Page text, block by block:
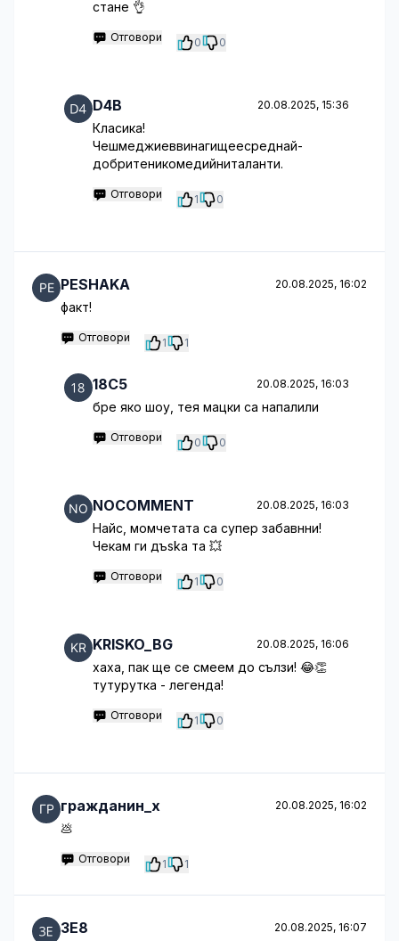
стане 👌
Отговори 0 0
D4B 20.08.2025, 15:36
Класика!
Чешмеджиеввинагищеесреднай-
добритеникомедийниталанти.
Отговори 1 0
PESHAKA 20.08.2025, 16:02
факт!
Отговори 1 1
18C5 20.08.2025, 16:03
бре яко шоу, тея мацки са напалили
Отговори 0 0
NOCOMMENT 20.08.2025, 16:03
Найс, момчетата са супер забавнни!
Чекам ги дъska та 💥
Отговори 1 0
KRISKO_BG 20.08.2025, 16:06
хаха, пак ще се смеем до сълзи! 😂👏
тутурутка - легенда!
Отговори 1 0
гражданин_х 20.08.2025, 16:02
💩
Отговори 1 1
3E8 20.08.2025, 16:07